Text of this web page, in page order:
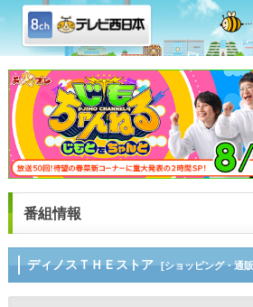
番組情報
ディノスＴＨＥストア [ショッピング・通